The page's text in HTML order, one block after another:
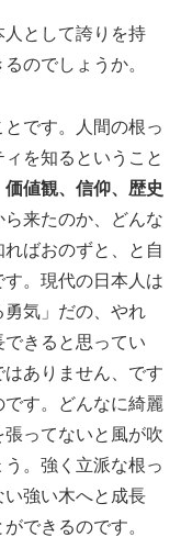
として誇りを持
のでしょうか。
です。人間の根っ
を知るということ
値観、信仰、歴史
来たのか、どんな
ばおのずと、と自
。現代の日本人は
勇気」だの、やれ
できると思ってい
ありません、です
す。どんなに綺麗
ってないと風が吹
。強く立派な根っ
い強い木へと成長
できるのです。